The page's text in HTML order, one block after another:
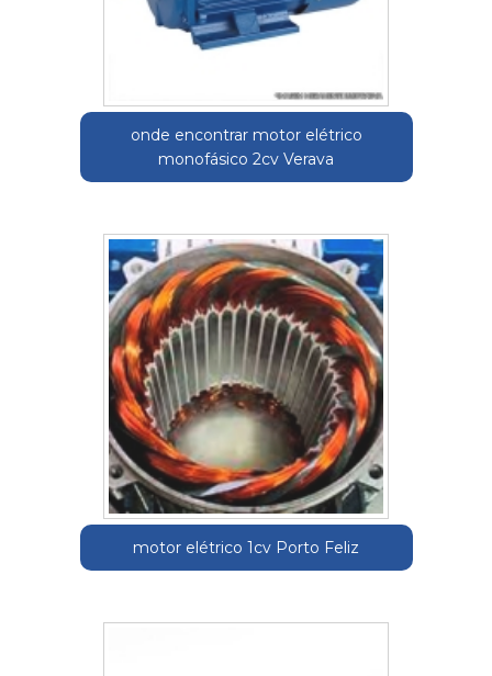
onde encontrar motor elétrico
monofásico 2cv Verava
motor elétrico 1cv Porto Feliz